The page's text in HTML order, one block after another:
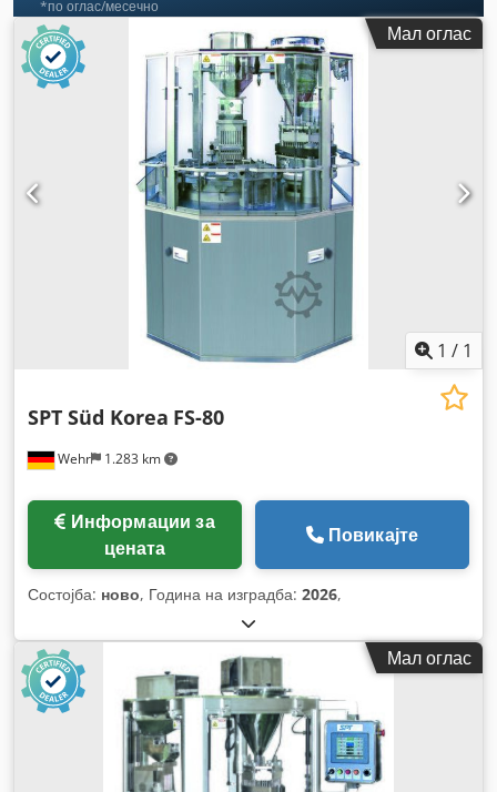
*по оглас/месечно
Мал оглас
1 / 1
Wehr 1.283 km
SPT Süd Korea FS-80
цената
Повикајте
Состојба: ново, Година на изградба: 2026,
Мал оглас